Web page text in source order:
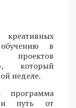
в
проектов
который
неделе.
программа
путь от